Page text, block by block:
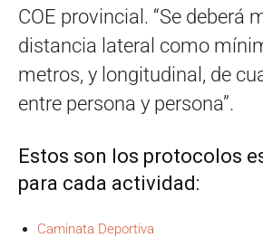
COE provincial. “Se deberá
distancia lateral como
metros, y longitudinal, de
entre persona y persona”.
Estos son los protocolos
para cada actividad:
Caminata Deportiva